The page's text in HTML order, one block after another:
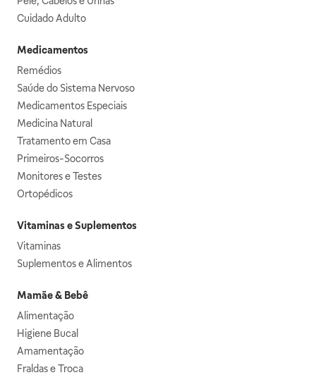
Cuidado Adulto
Medicamentos
Remédios
Saúde do Sistema Nervoso
Medicamentos Especiais
Medicina Natural
Tratamento em Casa
Primeiros-Socorros
Monitores e Testes
Ortopédicos
Vitaminas e Suplementos
Vitaminas
Suplementos e Alimentos
Mamãe & Bebê
Alimentação
Higiene Bucal
Amamentação
Fraldas e Troca